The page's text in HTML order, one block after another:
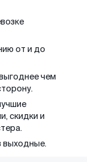
от и до
чем
скидки и
выходные.